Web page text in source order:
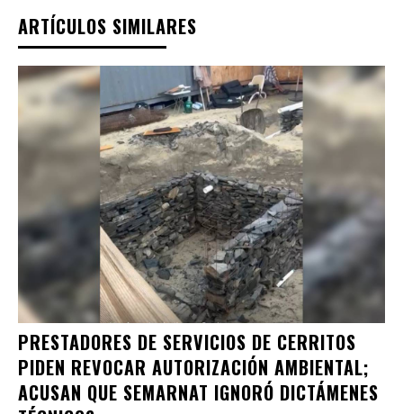
ARTÍCULOS SIMILARES
PRESTADORES DE SERVICIOS DE CERRITOS
PIDEN REVOCAR AUTORIZACIÓN AMBIENTAL;
ACUSAN QUE SEMARNAT IGNORÓ DICTÁMENES